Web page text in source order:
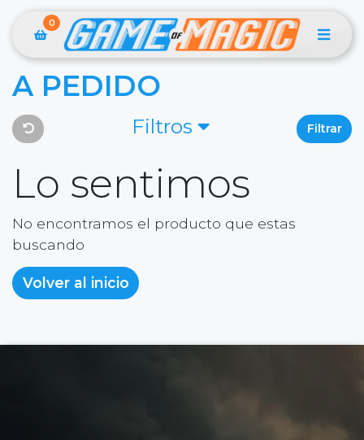
0
A PEDIDO
Filtros Filtrar
Lo sentimos
No encontramos el producto que estas
buscando
Volver al inicio